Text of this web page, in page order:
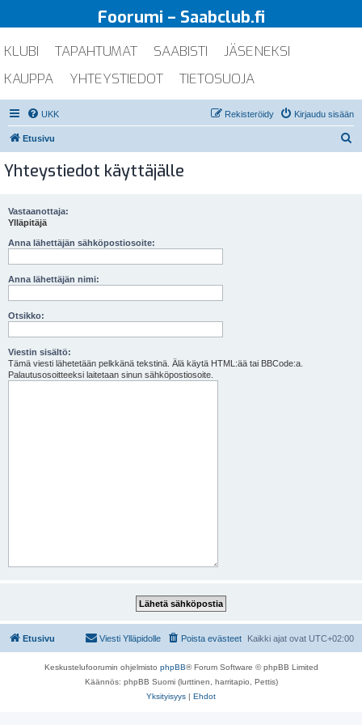
Foorumi – Saabclub.fi
KLUBI TAPAHTUMAT SAABISTI
JÄSENEKSI
KAUPPA
YHTEYSTIEDOT TIETOSUOJA
UKK Kirjaudu sisään
Rekisteröidy
Etusivu
Yhteystiedot käyttäjälle
Vastaanottaja:
Ylläpitäjä
Anna lähettäjän sähköpostiosoite:
Anna lähettäjän nimi:
Otsikko:
Viestin sisältö:
Tämä viesti lähetetään pelkkänä tekstinä. Älä käytä HTML:ää tai BBCode:a.
Palautusosoitteeksi laitetaan sinun sähköpostiosoite.
Etusivu Kaikki ajat ovat UTC+02:00
Poista evästeet
Viesti Ylläpidolle
Keskustelufoorumin ohjelmisto phpBB® Forum Software © phpBB Limited
Käännös: phpBB Suomi (lurttinen, harritapio, Pettis)
Yksityisyys | Ehdot